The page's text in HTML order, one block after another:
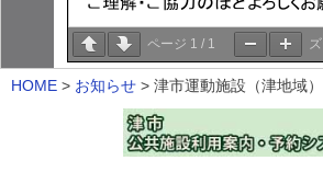
ページ 1 / 1
HOME > お知らせ > 津市運動施設（津地域